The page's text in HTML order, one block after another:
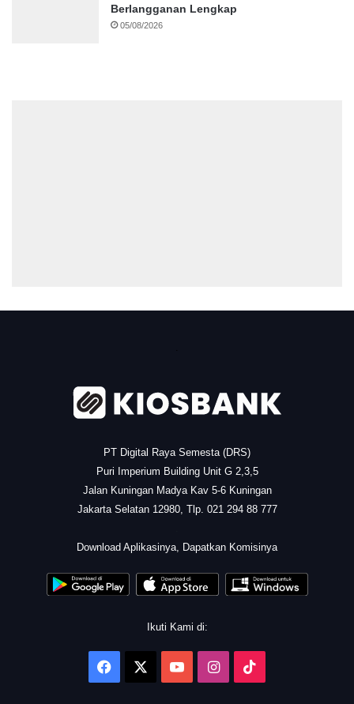
Berlangganan Lengkap
05/08/2026
PT Digital Raya Semesta (DRS)
Puri Imperium Building Unit G 2,3,5
Jalan Kuningan Madya Kav 5-6 Kuningan
Jakarta Selatan 12980, Tlp. 021 294 88 777
Download Aplikasinya, Dapatkan Komisinya
Ikuti Kami di:
Facebook YouTubeInstagram